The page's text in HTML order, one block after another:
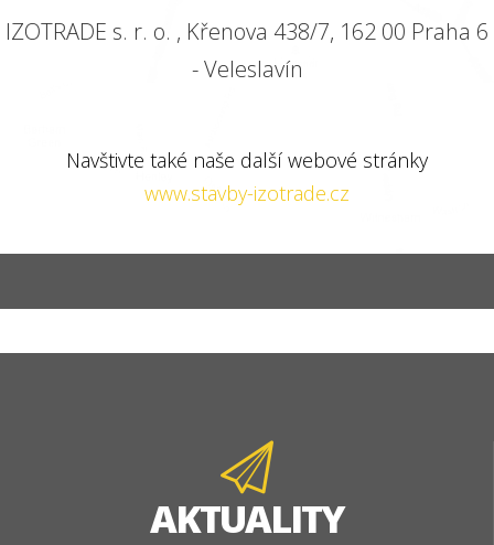
IZOTRADE s. r. o. , Křenova 438/7, 162 00 Praha 6
- Veleslavín
Navštivte také naše další webové stránky
www.stavby-izotrade.cz
AKTUALITY